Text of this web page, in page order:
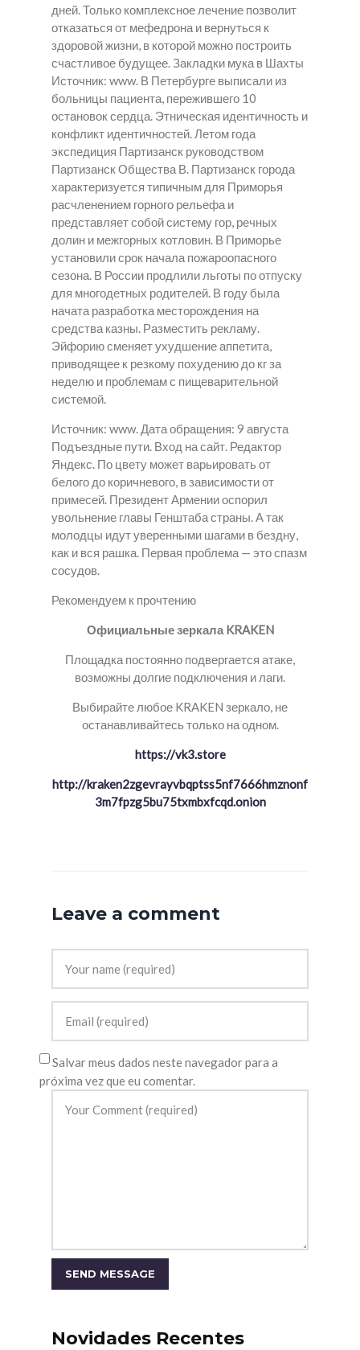
дней. Только комплексное лечение позволит
отказаться от мефедрона и вернуться к
здоровой жизни, в которой можно построить
счастливое будущее.Закладки мука в Шахты
Источник: www. В Петербурге выписали из
больницы пациента, пережившего 10
остановок сердца. Этническая идентичность и
конфликт идентичностей. Летом года
экспедиция Партизанск руководством
Партизанск Общества В. Партизанск города
характеризуется типичным для Приморья
расчленением горного рельефа и
представляет собой систему гор, речных
долин и межгорных котловин. В Приморье
установили срок начала пожароопасного
сезона. В России продлили льготы по отпуску
для многодетных родителей. В году была
начата разработка месторождения на
средства казны. Разместить рекламу.
Эйфорию сменяет ухудшение аппетита,
приводящее к резкому похудению до кг за
неделю и проблемам с пищеварительной
системой.
Источник: www. Дата обращения: 9 августа
Подъездные пути. Вход на сайт. Редактор
Яндекс. По цвету может варьировать от
белого до коричневого, в зависимости от
примесей. Президент Армении оспорил
увольнение главы Генштаба страны. А так
молодцы идут уверенными шагами в бездну,
как и вся рашка. Первая проблема — это спазм
сосудов.
Рекомендуем к прочтению
Официальные зеркала KRAKEN
Площадка постоянно подвергается атаке,
возможны долгие подключения и лаги.
Выбирайте любое KRAKEN зеркало, не
останавливайтесь только на одном.
https://vk3.store
http://kraken2zgevrayvbqptss5nf7666hmznonf
3m7fpzg5bu75txmbxfcqd.onion
Leave a comment
Salvar meus dados neste navegador para a
próxima vez que eu comentar.
Novidades Recentes